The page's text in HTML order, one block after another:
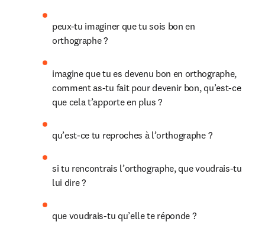
peux-tu imaginer que tu sois bon en
orthographe ?
imagine que tu es devenu bon en orthographe,
comment as-tu fait pour devenir bon, qu’est-ce
que cela t’apporte en plus ?
qu’est-ce tu reproches à l’orthographe ?
si tu rencontrais l’orthographe, que voudrais-tu
lui dire ?
que voudrais-tu qu’elle te réponde ?